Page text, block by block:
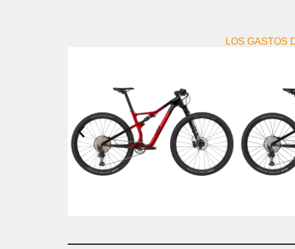
LOS GASTOS